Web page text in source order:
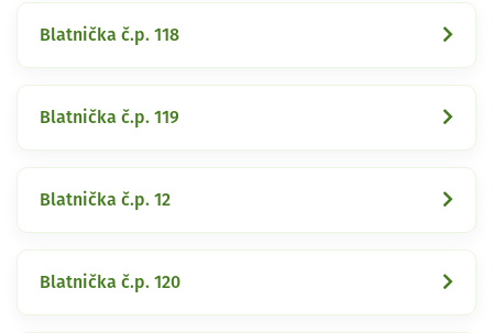
Blatnička č.p. 118
Blatnička č.p. 119
Blatnička č.p. 12
Blatnička č.p. 120